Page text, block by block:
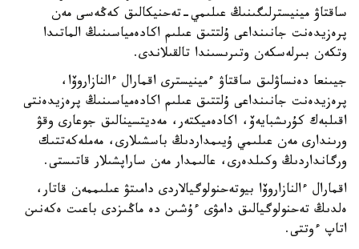
ساقتاۋ مينيسترلىگىنىڭ عىلىمي-تەحنيكالىق كەڭەسى مەن
پرەزيدەنت جانىنداعى ۇلتتىق عىلىم اكادەمياسىنىڭ الماتىدا
وتكەن بىرلەسكەن وتىرىسىندا تالقىلاندى.
جيىنعا دەنساۋلىق ساقتاۋ ءمينيسترى اقمارال ءالنازاروۆا،
پرەزيدەنت جانىنداعى ۇلتتىق عىلىم اكادەمياسىنىڭ پرەزيدەنتى
اقىلبەك كۇرىشبايەۆ، اكادەميكتەر، مەديتسينالىق جوعارى وقۋ
ورىندارى مەن عىلىمي ۇيىمداردىڭ باسشىلارى، مەملەكەتتىك
ورگانداردىڭ وكىلدەرى، عالىمدار مەن ساراپشىلار قاتىستى.
اقمارال ءالنازاروۆا بيوتەحنولوگيالاردى دامىتۋ عىلىممەن قاتار،
ەلدىڭ تەحنولوگيالىق دامۋى ءۇشىن دە ماڭىزدى باعىت ەكەنىن
اتاپ ءوتتى.